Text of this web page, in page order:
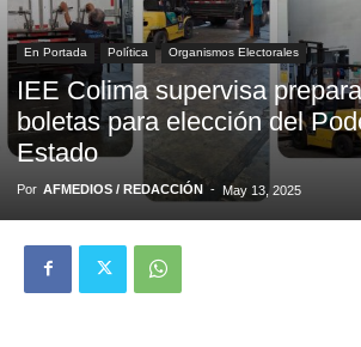
En Portada Política Organismos Electorales
IEE Colima supervisa
boletas para elección del
Estado
Por AFMEDIOS / REDACCIÓN - May 13, 2025